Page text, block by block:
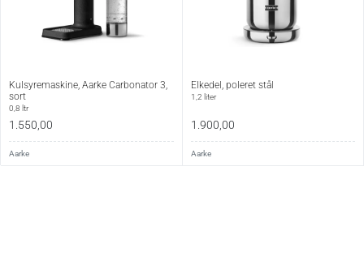
Kulsyremaskine, Aarke Carbonator 3,
sort
0,8 ltr
1.550,00
Aarke
Elkedel, poleret stål
1,2 liter
1.900,00
Aarke